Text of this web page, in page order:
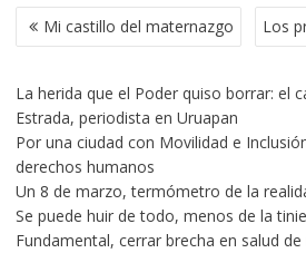
NAVEGACIÓN
DE Mi castillo del maternazgo Los
La herida que el Poder quiso borrar: el
Estrada, periodista en Uruapan
Por una ciudad con Movilidad e
derechos humanos
Un 8 de marzo, termómetro de la
Se puede huir de todo, menos de la
Fundamental, cerrar brecha en salud